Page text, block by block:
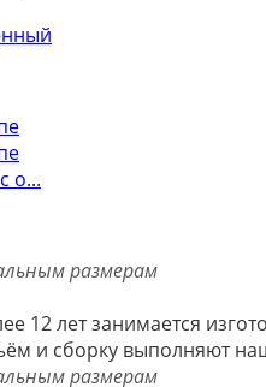
о...
12 лет занимается
и сборку выполняют